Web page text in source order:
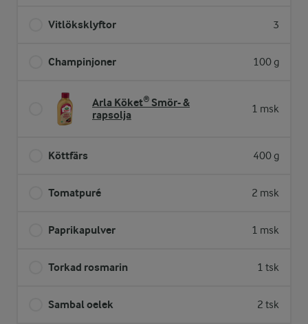
Vitlöksklyftor 3
Champinjoner 100 g
Arla Köket® Smör- &
rapsolja
1 msk
Köttfärs 400 g
Tomatpuré 2 msk
Paprikapulver 1 msk
Torkad rosmarin 1 tsk
Sambal oelek 2 tsk